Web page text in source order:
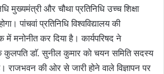
मुख्यमंत्री और चौथा प्रतिनिधि उच्च शिक्षा
पांचवां प्रतिनिधि विश्वविद्यालय की
मनोनीत कर दिया है। कार्यपरिषद ने
के कुलपति डाॅ. सुनील कुमार काे चयन समिति सदस्य
राजभवन की ओर से जारी होने वाले विज्ञापन पर